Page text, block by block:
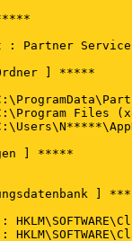
: Partner Service
] *****
Files
] *****
]